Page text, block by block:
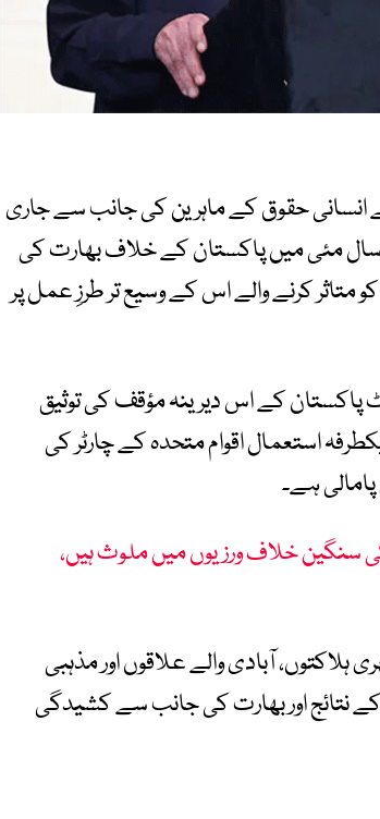
حقوق کے ماہرین کی جانب سے جاری
مئی میں پاکستان کے خلاف بھارت کی
متاثر کرنے والے اس کے وسیع تر طرزِ عمل پر
پاکستان کے اس دیرینہ مؤقف کی توثیق
استعمال اقوام متحدہ کے چارٹر کی
ہے۔
کی سنگین خلاف ورزیوں میں ملوث ہیں،
آبادی والے علاقوں اور مذہبی
نتائج اور بھارت کی جانب سے کشیدگی